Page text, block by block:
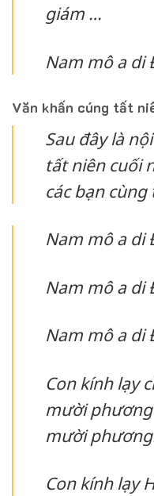
giám …
Nam mô a di
Văn khấn cúng tất
Sau đây là
tất niên cuối
các bạn
Nam mô a di
Nam mô a di
Nam mô a di
Con kính lạy
mười
mười
Con kính lạy